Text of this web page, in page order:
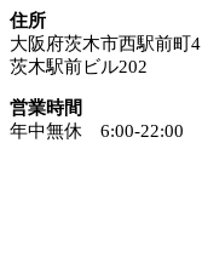
住所
大阪府茨木市西駅前町4
茨木駅前ビル202
営業時間
年中無休 6:00-22:00